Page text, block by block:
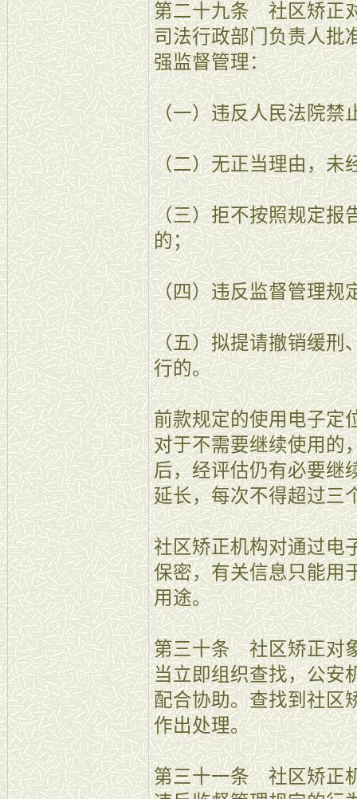
第二十九条 社区矫正
司法行政部门负责人批
强监督管理：
（一）违反人民法院禁
（二）无正当理由，未
（三）拒不按照规定报
的；
（四）违反监督管理规
（五）拟提请撤销缓刑
行的。
前款规定的使用电子定
对于不需要继续使用的
后，经评估仍有必要继
延长，每次不得超过三
社区矫正机构对通过电
保密，有关信息只能用
用途。
第三十条 社区矫正对
当立即组织查找，公安
配合协助。查找到社区
作出处理。
第三十一条 社区矫正